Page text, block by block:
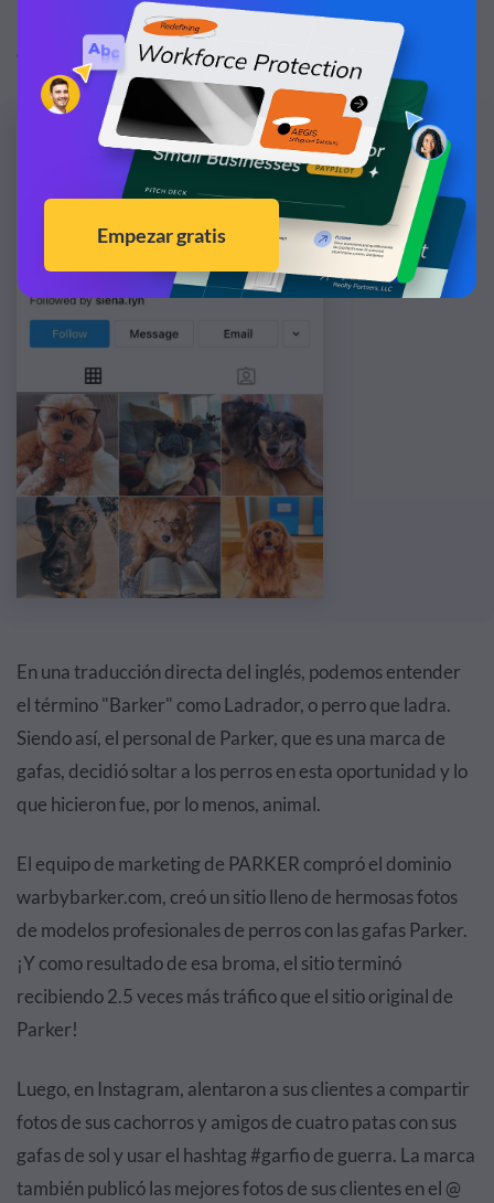
incorrecto, se dieron cuenta de que el término "Barker"
era muy utilizado y vieron en esto una oportunidad…
En una traducción directa del inglés, podemos entender
el término "Barker" como Ladrador, o perro que ladra.
Siendo así, el personal de Parker, que es una marca de
gafas, decidió soltar a los perros en esta oportunidad y lo
que hicieron fue, por lo menos, animal.
El equipo de marketing de PARKER compró el dominio
warbybarker.com, creó un sitio lleno de hermosas fotos
de modelos profesionales de perros con las gafas Parker.
¡Y como resultado de esa broma, el sitio terminó
recibiendo 2.5 veces más tráfico que el sitio original de
Parker!
Luego, en Instagram, alentaron a sus clientes a compartir
fotos de sus cachorros y amigos de cuatro patas con sus
gafas de sol y usar el hashtag #garfio de guerra. La marca
también publicó las mejores fotos de sus clientes en el @